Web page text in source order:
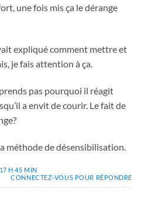
une fois mis ça le dérange
expliqué comment mettre et
je fais attention à ça.
pas pourquoi il réagit
a envit de courir. Le fait de
méthode de désensibilisation.
H 45 MIN
CONNECTEZ-VOUS POUR RÉPONDRE